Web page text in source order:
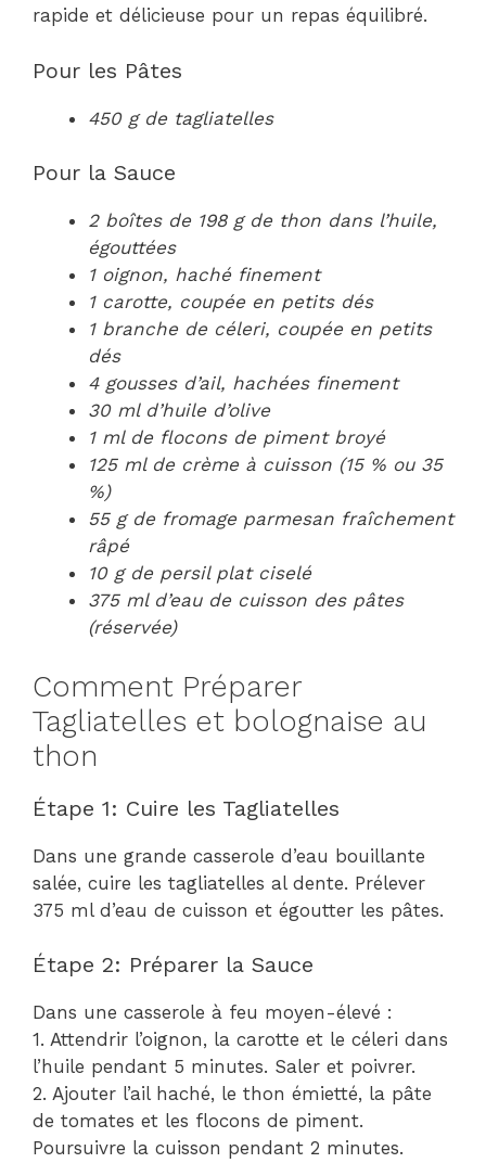
rapide et délicieuse pour un repas équilibré.
Pour les Pâtes
450 g de tagliatelles
Pour la Sauce
2 boîtes de 198 g de thon dans l’huile,
égouttées
1 oignon, haché finement
1 carotte, coupée en petits dés
1 branche de céleri, coupée en petits
dés
4 gousses d’ail, hachées finement
30 ml d’huile d’olive
1 ml de flocons de piment broyé
125 ml de crème à cuisson (15 % ou 35
%)
55 g de fromage parmesan fraîchement
râpé
10 g de persil plat ciselé
375 ml d’eau de cuisson des pâtes
(réservée)
Comment Préparer
Tagliatelles et bolognaise au
thon
Étape 1: Cuire les Tagliatelles
Dans une grande casserole d’eau bouillante
salée, cuire les tagliatelles al dente. Prélever
375 ml d’eau de cuisson et égoutter les pâtes.
Étape 2: Préparer la Sauce
Dans une casserole à feu moyen-élevé :
1. Attendrir l’oignon, la carotte et le céleri dans
l’huile pendant 5 minutes. Saler et poivrer.
2. Ajouter l’ail haché, le thon émietté, la pâte
de tomates et les flocons de piment.
Poursuivre la cuisson pendant 2 minutes.